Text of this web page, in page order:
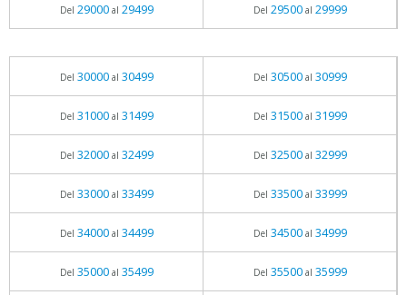
Del 29000al 29499 Del 29500al 29999
Del 30000al 30499 Del 30500al 30999
Del 31000al 31499 Del 31500al 31999
Del 32000al 32499 Del 32500al 32999
Del 33000al 33499 Del 33500al 33999
Del 34000al 34499 Del 34500al 34999
Del 35000al 35499 Del 35500al 35999